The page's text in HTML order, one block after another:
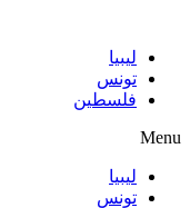
contentليبيا
تونس
فلسطين
Menu
ليبيا
تونس